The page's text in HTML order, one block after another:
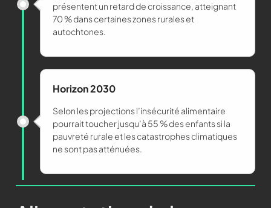
présentent un retard de croissance, atteignant
70 % dans certaines zones rurales et
autochtones.
Horizon 2030
Selon les projections l’insécurité alimentaire
pourrait toucher jusqu’à 55 % des enfants si la
pauvreté rurale et les catastrophes climatiques
ne sont pas atténuées.